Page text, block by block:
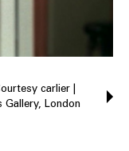
carlier |
Gallery, London